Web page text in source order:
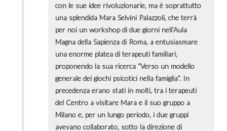
con le sue idee rivoluzionarie, ma è soprattutto
una splendida Mara Selvini Palazzoli, che terrà
per noi un workshop di due giorni nell’Aula
Magna della Sapienza di Roma, a entusiasmare
una enorme platea di terapeuti familiari,
proponendo la sua ricerca “Verso un modello
generale dei giochi psicotici nella famiglia”. In
precedenza erano stati in molti, tra i terapeuti
del Centro a visitare Mara e il suo gruppo a
Milano e, per un lungo periodo, i due gruppi
avevano collaborato, sotto la direzione di